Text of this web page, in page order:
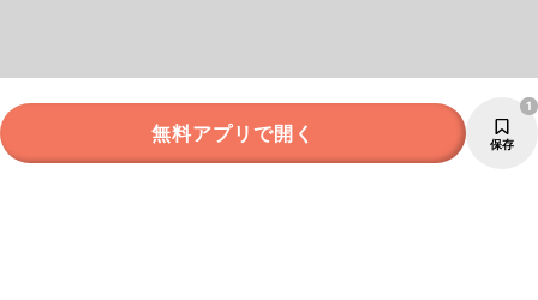
無料アプリで開く 保存
1